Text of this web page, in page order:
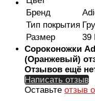
Бренд
Тип покрытия
Размер
39
Сороконожки
(Оранжевый)
Отзывов ещё
Написать отзыв
Оставьте отзыв